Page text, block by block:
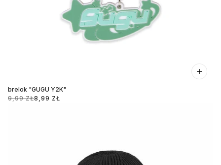
brelok "GUGU Y2K"
9,99 ZŁ8,99 ZŁ